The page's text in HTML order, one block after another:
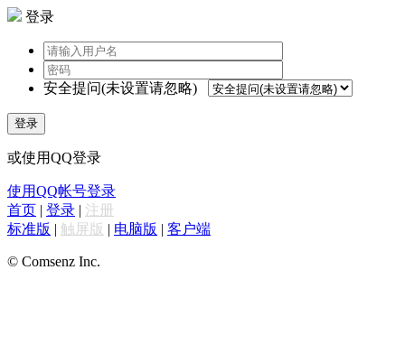
登录
安全提问(未设置请忽略)
登录
或使用QQ登录
使用QQ帐号登录
首页 | 登录 | 注册
标准版 | 触屏版 | 电脑版 | 客户端
© Comsenz Inc.